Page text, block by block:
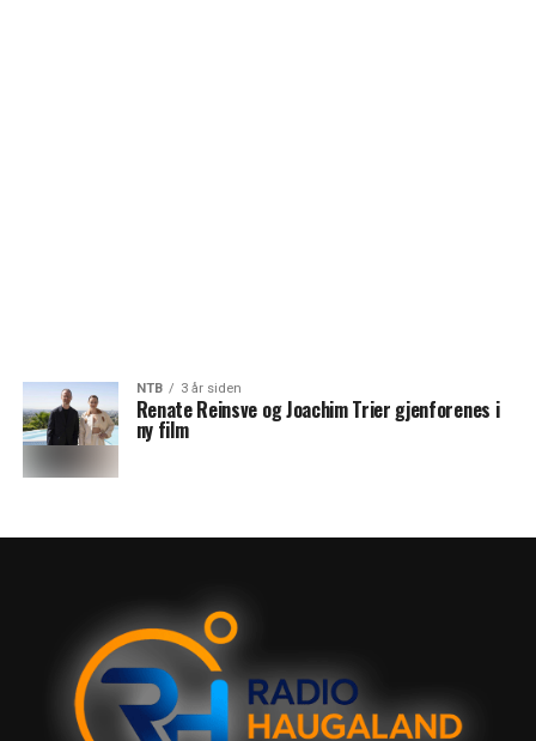
NTB 3 år siden
Renate Reinsve og Joachim Trier gjenforenes i
ny film